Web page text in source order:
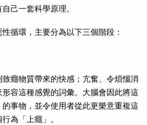
己一套科學原理。
性循環，主要分為以下三個階段：
癮物質帶來的快感；亢奮、令煩惱消
容這種感覺的詞彙。大腦會因此將這
事物，並令使用者從此更樂意重複這
為「上癮」。